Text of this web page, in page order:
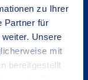
zu Ihrer
Partner für
Unsere
mit
bereitgestellt